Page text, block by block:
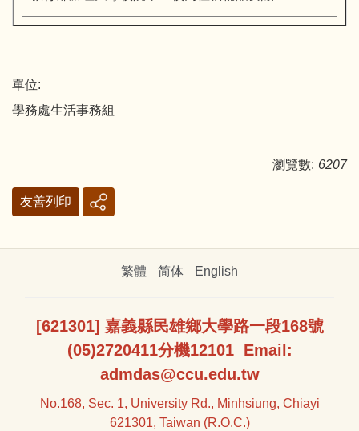
單位:
學務處生活事務組
瀏覽數: 6207
友善列印
繁體 简体 English
[621301] 嘉義縣民雄鄉大學路一段168號
(05)2720411分機12101 Email:
admdas@ccu.edu.tw
No.168, Sec. 1, University Rd., Minhsiung, Chiayi
621301, Taiwan (R.O.C.)